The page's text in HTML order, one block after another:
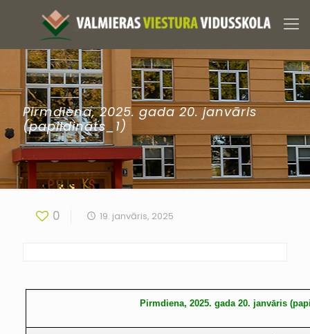
Pirmdiena, 2025. gada 20. janvāris
(papildināts_1)
0 19. janvāris, 2025
Pirmdiena, 2025. gada 20. janvāris